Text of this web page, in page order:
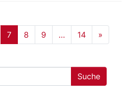
7 8 9 … 14 »